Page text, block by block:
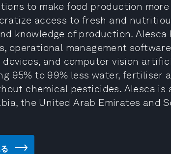
to make food production
access to fresh and
knowledge of production. Alesca
operational management
and computer vision
95% to 99% less water, fertiliser
chemical pesticides. Alesca is
the United Arab Emirates and